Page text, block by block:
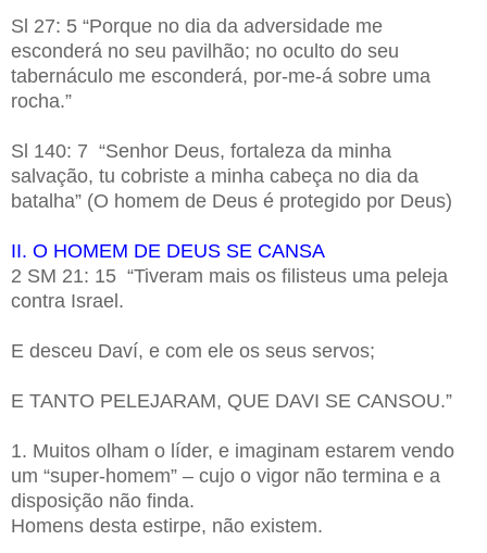
Sl 27: 5 “Porque no dia da adversidade me
esconderá no seu pavilhão; no oculto do seu
tabernáculo me esconderá, por-me-á sobre uma
rocha.”
Sl 140: 7 “Senhor Deus, fortaleza da minha
salvação, tu cobriste a minha cabeça no dia da
batalha” (O homem de Deus é protegido por Deus)
II. O HOMEM DE DEUS SE CANSA
2 SM 21: 15 “Tiveram mais os filisteus uma peleja
contra Israel.
E desceu Daví, e com ele os seus servos;
E TANTO PELEJARAM, QUE DAVI SE CANSOU.”
1. Muitos olham o líder, e imaginam estarem vendo
um “super-homem” – cujo o vigor não termina e a
disposição não finda.
Homens desta estirpe, não existem.